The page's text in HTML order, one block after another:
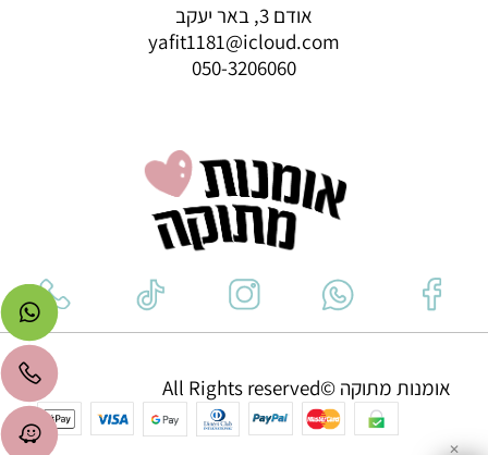
אודם 3, באר יעקב
yafit1181@icloud.com
050-3206060
אומנות מתוקה ©All Rights reserved
✕